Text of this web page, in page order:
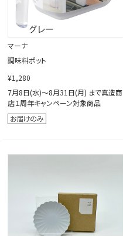
マーナ
調味料ポット
¥1,280
7月8日(水)～8月31日(月) まで真造商
店１周年キャンペーン対象商品